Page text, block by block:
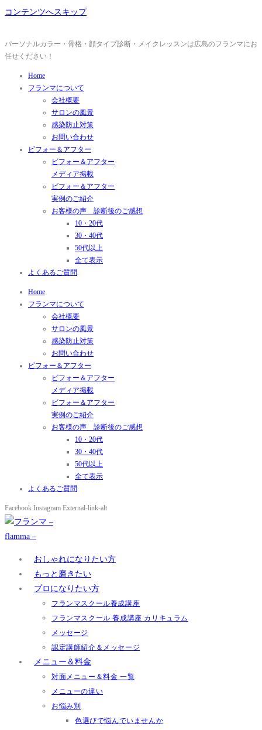
コンテンツへスキップ
パーソナルカラー・骨格・顔タイプ診断・メイクレッスンは広島のフランマにお
任せください！
Home
フランマについて
会社概要
サロンの風景
感染防止対策
お問い合わせ
ビフォー＆アフター
ビフォー＆アフター
メディア掲載
ビフォー＆アフター
実例のご紹介
お客様の声 診断後のご感想
10・20代
30・40代
50代以上
全て表示
よくあるご質問
Home
フランマについて
会社概要
サロンの風景
感染防止対策
お問い合わせ
ビフォー＆アフター
ビフォー＆アフター
メディア掲載
ビフォー＆アフター
実例のご紹介
お客様の声 診断後のご感想
10・20代
30・40代
50代以上
全て表示
よくあるご質問
Facebook Instagram External-link-alt
おしゃれになりたい方
もっと磨きたい
プロになりたい方
フランマスクール養成講座
フランマスクール 養成講座 カリキュラム
メッセージ
認定講師紹介＆メッセージ
メニュー＆料金
対面メニュー＆料金 一覧
メニューの違い
お悩み別
色選びで悩んでいませんか